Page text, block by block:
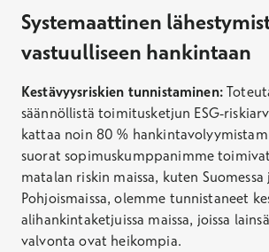
Systemaattinen
vastuulliseen hankintaan
Kestävyysriskien tunnistaminen:
säännöllistä toimitusketjun ESG-
kattaa noin 80 %
suorat sopimuskumppanimme toimivat
matalan riskin maissa, kuten Suomessa
Pohjoismaissa, olemme tunnistaneet
alihankintaketjuissa maissa, joissa
valvonta ovat heikompia.